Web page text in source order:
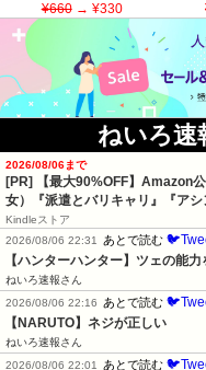
¥660→ ¥330
ねいろ速
2026/08/06まで
[PR]
【最大90%OFF】Amazon
女）『派遣とバリキャリ』『ア
Kindleストア
2026/08/06 22:31
あとで読む
【ハンターハンター】ツェの能
ねいろ速報さん
2026/08/06 22:16
あとで読む
【NARUTO】ネジが正しい
ねいろ速報さん
2026/08/06 22:01
あとで読む